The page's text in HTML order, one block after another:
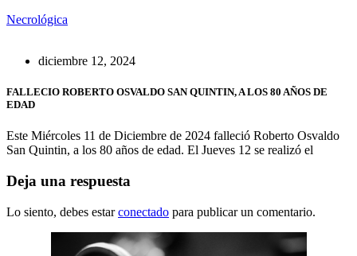
Necrológica
diciembre 12, 2024
FALLECIO ROBERTO OSVALDO SAN QUINTIN, A LOS 80 AÑOS DE
EDAD
Este Miércoles 11 de Diciembre de 2024 falleció Roberto Osvaldo
San Quintin, a los 80 años de edad. El Jueves 12 se realizó el
Deja una respuesta
Lo siento, debes estarconectado para publicar un comentario.